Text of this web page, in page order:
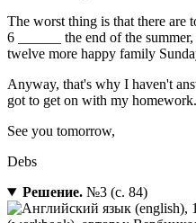
The worst thing is that there are
6 ______ the end of the
twelve more happy family
Anyway, that's why I haven't
got to get on with my homework.
See you tomorrow,
Debs
Решение.№3 (с. 84)